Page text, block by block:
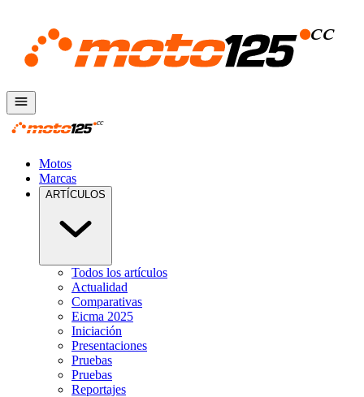
Motos
Marcas
ARTÍCULOS
Todos los artículos
Actualidad
Comparativas
Eicma 2025
Iniciación
Presentaciones
Pruebas
Pruebas
Reportajes